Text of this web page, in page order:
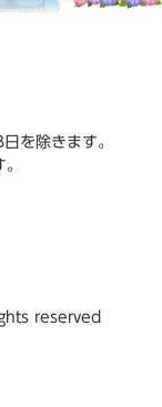
を除きます。
reserved